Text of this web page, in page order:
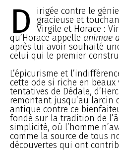
D
irigée contre le
gracieuse et
Virgile et Horace :
qu’Horace appelle animae
après lui avoir souhaité
celui qui le premier
L’épicurisme et
cette ode si riche en beaux
tentatives de Dédale,
remontant jusqu’au larcin
antique contre ce
fondé sur la tradition de
simplicité, où l’homme
comme la source de tous
découvertes qui ont